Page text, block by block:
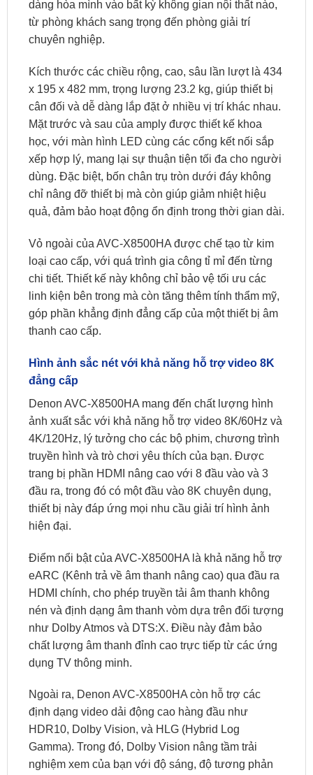
dàng hòa mình vào bất kỳ không gian nội thất nào,
từ phòng khách sang trọng đến phòng giải trí
chuyên nghiệp.
Kích thước các chiều rộng, cao, sâu lần lượt là 434
x 195 x 482 mm, trọng lượng 23.2 kg, giúp thiết bị
cân đối và dễ dàng lắp đặt ở nhiều vị trí khác nhau.
Mặt trước và sau của amply được thiết kế khoa
học, với màn hình LED cùng các cổng kết nối sắp
xếp hợp lý, mang lại sự thuận tiện tối đa cho người
dùng. Đặc biệt, bốn chân trụ tròn dưới đáy không
chỉ nâng đỡ thiết bị mà còn giúp giảm nhiệt hiệu
quả, đảm bảo hoạt động ổn định trong thời gian dài.
Vỏ ngoài của AVC-X8500HA được chế tạo từ kim
loại cao cấp, với quá trình gia công tỉ mỉ đến từng
chi tiết. Thiết kế này không chỉ bảo vệ tối ưu các
linh kiện bên trong mà còn tăng thêm tính thẩm mỹ,
góp phần khẳng định đẳng cấp của một thiết bị âm
thanh cao cấp.
Hình ảnh sắc nét với khả năng hỗ trợ video 8K
đẳng cấp
Denon AVC-X8500HA mang đến chất lượng hình
ảnh xuất sắc với khả năng hỗ trợ video 8K/60Hz và
4K/120Hz, lý tưởng cho các bộ phim, chương trình
truyền hình và trò chơi yêu thích của bạn. Được
trang bị phần HDMI nâng cao với 8 đầu vào và 3
đầu ra, trong đó có một đầu vào 8K chuyên dụng,
thiết bị này đáp ứng mọi nhu cầu giải trí hình ảnh
hiện đại.
Điểm nổi bật của AVC-X8500HA là khả năng hỗ trợ
eARC (Kênh trả về âm thanh nâng cao) qua đầu ra
HDMI chính, cho phép truyền tải âm thanh không
nén và định dạng âm thanh vòm dựa trên đối tượng
như Dolby Atmos và DTS:X. Điều này đảm bảo
chất lượng âm thanh đỉnh cao trực tiếp từ các ứng
dụng TV thông minh.
Ngoài ra, Denon AVC-X8500HA còn hỗ trợ các
định dạng video dải động cao hàng đầu như
HDR10, Dolby Vision, và HLG (Hybrid Log
Gamma). Trong đó, Dolby Vision nâng tầm trải
nghiệm xem của bạn với độ sáng, độ tương phản